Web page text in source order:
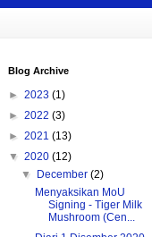
Blog Archive
► 2023 (1)
► 2022 (3)
► 2021 (13)
▼ 2020 (12)
▼
December(2)
Menyaksikan MoU
Signing - Tiger Milk
Mushroom (Cen...